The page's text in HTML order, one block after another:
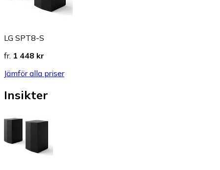
LG SPT8-S
fr. 1 448 kr
Jämför alla priser
Insikter